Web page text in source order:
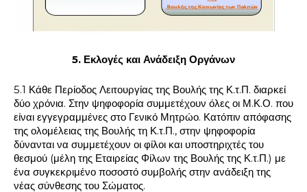
5. Εκλογές και Ανάδειξη Οργάνων
5.1 Κάθε Περίοδος Λειτουργίας της Βουλής της Κ.τ.Π. διαρκεί
δύο χρόνια. Στην ψηφοφορία συμμετέχουν όλες οι Μ.Κ.Ο. που
είναι εγγεγραμμένες στο Γενικό Μητρώο. Κατόπιν απόφασης
της ολομέλειας της Βουλής τη Κ.τ.Π., στην ψηφοφορία
δύνανται να συμμετέχουν οι φίλοι και υποστηριχτές του
θεσμού (μέλη της Εταιρείας Φίλων της Βουλής της Κ.τ.Π.) με
ένα συγκεκριμένο ποσοστό συμβολής στην ανάδειξη της
νέας σύνθεσης του Σώματος.